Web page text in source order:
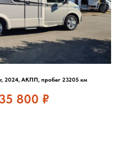
2024, АКПП, пробег 23205 км
800 ₽